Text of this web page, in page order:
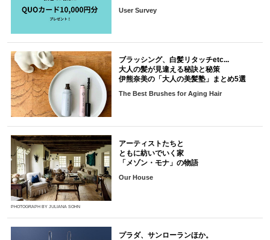
User Survey
ブラッシング、白髪リタッチetc...
大人の髪が見違える秘訣と秘策
伊熊奈美の「大人の美髪塾」まとめ5選
The Best Brushes for Aging Hair
PHOTOGRAPH BY JULIANA SOHN
アーティストたちと
ともに紡いでいく家
「メゾン・モナ」の物語
Our House
プラダ、サンローランほか。